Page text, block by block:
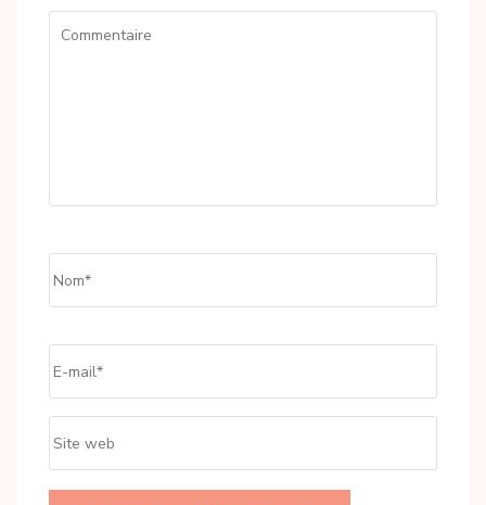
Commentaire
web